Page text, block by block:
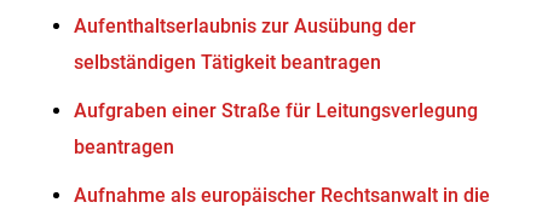
Aufenthaltserlaubnis zur Ausübung der
selbständigen Tätigkeit beantragen
Aufgraben einer Straße für Leitungsverlegung
beantragen
Aufnahme als europäischer Rechtsanwalt in die